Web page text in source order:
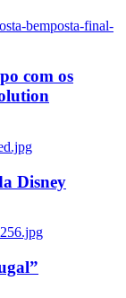
bemposta-final-
com os
Disney